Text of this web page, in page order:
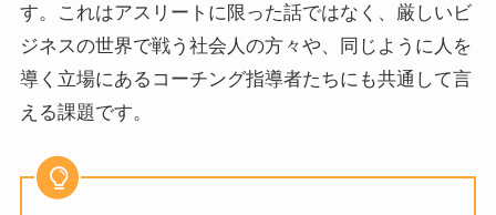
す。これはアスリートに限った話ではなく、厳しいビ
ジネスの世界で戦う社会人の方々や、同じように人を
導く立場にあるコーチング指導者たちにも共通して言
える課題です。